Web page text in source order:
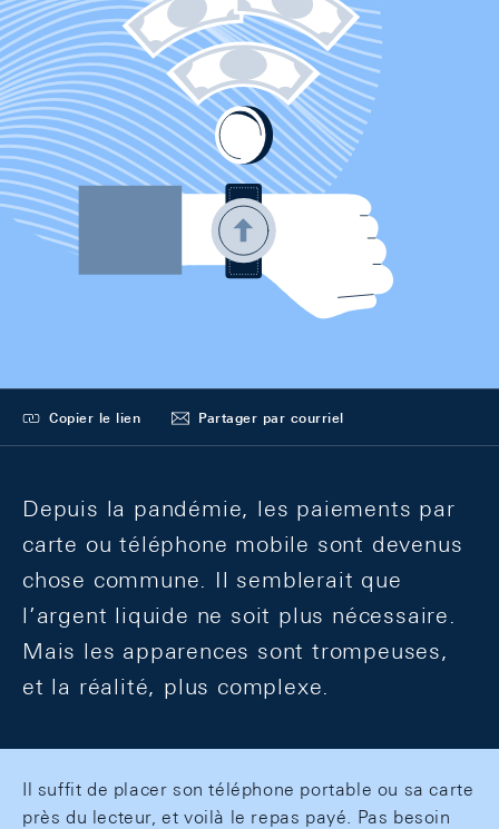
Copier le lien Partager par courriel
Depuis la pandémie, les paiements par
carte ou téléphone mobile sont devenus
chose commune. Il semblerait que
l’argent liquide ne soit plus nécessaire.
Mais les apparences sont trompeuses,
et la réalité, plus complexe.
Il suffit de placer son téléphone portable ou sa carte
près du lecteur, et voilà le repas payé. Pas besoin